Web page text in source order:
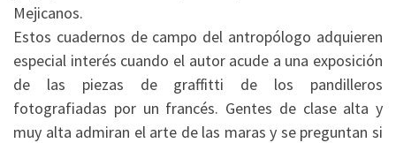
Mejicanos.
Estos cuadernos de campo del antropólogo adquieren
especial interés cuando el autor acude a una exposición
de las piezas de graffitti de los pandilleros
fotografiadas por un francés. Gentes de clase alta y
muy alta admiran el arte de las maras y se preguntan si